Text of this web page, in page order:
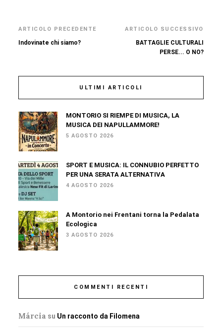
ARTICOLO PRECEDENTE
Indovinate chi siamo?
ARTICOLO SUCCESSIVO
BATTAGLIE CULTURALI
PERSE... O NO?
ULTIMI ARTICOLI
MONTORIO SI RIEMPE DI MUSICA, LA
MUSICA DEI NAPULLAMMORE!
5 AGOSTO 2026
SPORT E MUSICA: IL CONNUBIO PERFETTO
PER UNA SERATA ALTERNATIVA
4 AGOSTO 2026
A Montorio nei Frentani torna la Pedalata
Ecologica
3 AGOSTO 2026
COMMENTI RECENTI
Márcia su Un racconto da Filomena